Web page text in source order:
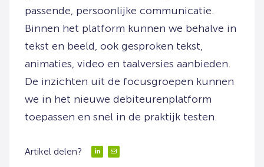
passende, persoonlijke communicatie.
Binnen het platform kunnen we behalve in
tekst en beeld, ook gesproken tekst,
animaties, video en taalversies aanbieden.
De inzichten uit de focusgroepen kunnen
we in het nieuwe debiteurenplatform
toepassen en snel in de praktijk testen.
Artikel delen?
DelenDelen